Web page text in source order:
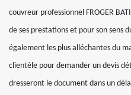
couvreur professionnel FROGER
de ses prestations et pour son sens
également les plus alléchantes du
clientèle pour demander un devis
dresseront le document dans un